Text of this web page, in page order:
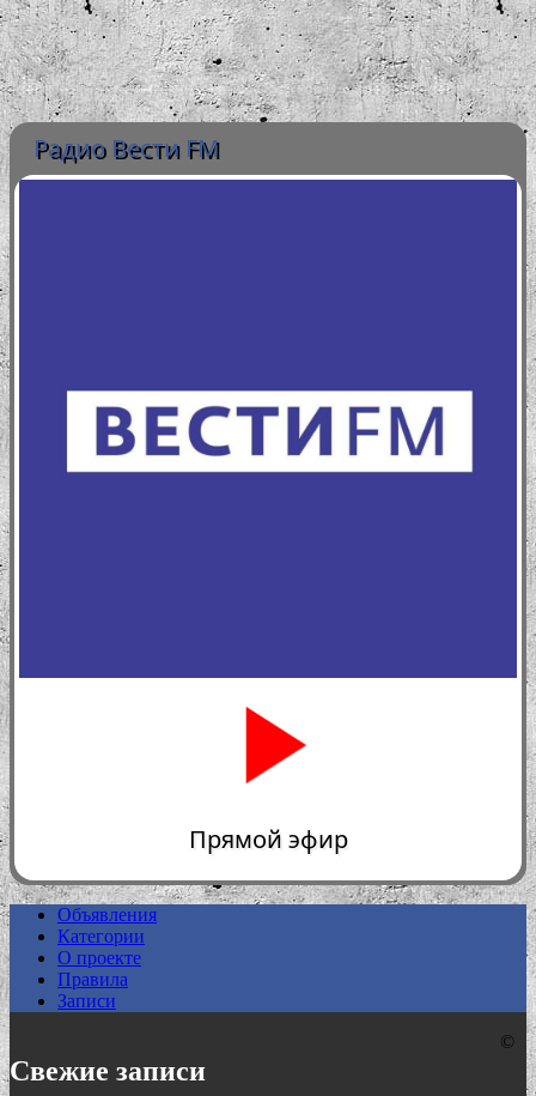
Радио Вести FM
0:00
Прямой эфир
Объявления
Категории
О проекте
Правила
Записи
Свежие записи
©